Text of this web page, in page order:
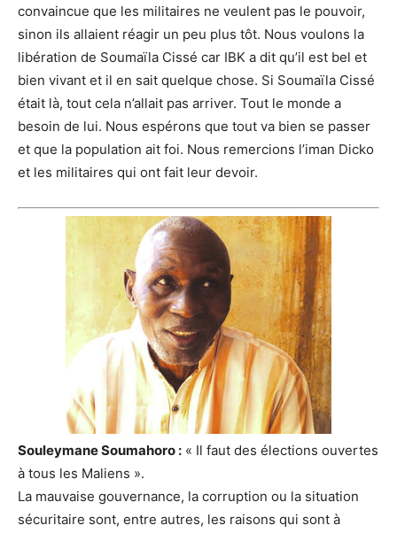
convaincue que les militaires ne veulent pas le pouvoir,
sinon ils allaient réagir un peu plus tôt. Nous voulons la
libération de Soumaïla Cissé car IBK a dit qu’il est bel et
bien vivant et il en sait quelque chose. Si Soumaïla Cissé
était là, tout cela n’allait pas arriver. Tout le monde a
besoin de lui. Nous espérons que tout va bien se passer
et que la population ait foi. Nous remercions l’iman Dicko
et les militaires qui ont fait leur devoir.
Souleymane Soumahoro : « Il faut des élections ouvertes
à tous les Maliens ».
La mauvaise gouvernance, la corruption ou la situation
sécuritaire sont, entre autres, les raisons qui sont à